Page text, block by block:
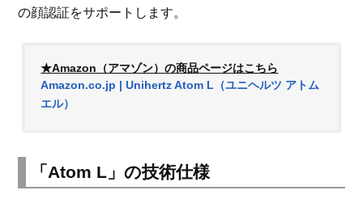
の顔認証をサポートします。
★Amazon（アマゾン）の商品ページはこちら
Amazon.co.jp | Unihertz Atom L（ユニヘルツ アトム
エル）
「Atom L」の技術仕様